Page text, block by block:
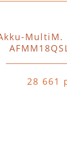
MultiM.
28 661